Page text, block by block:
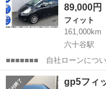
89,000円
フィット
161,000km
六十谷駅
■■■■■■■ 自社ローンにつ
方は、絶対に入札、落札せ
ます
和歌山 和歌山市 六十
gp5フィ